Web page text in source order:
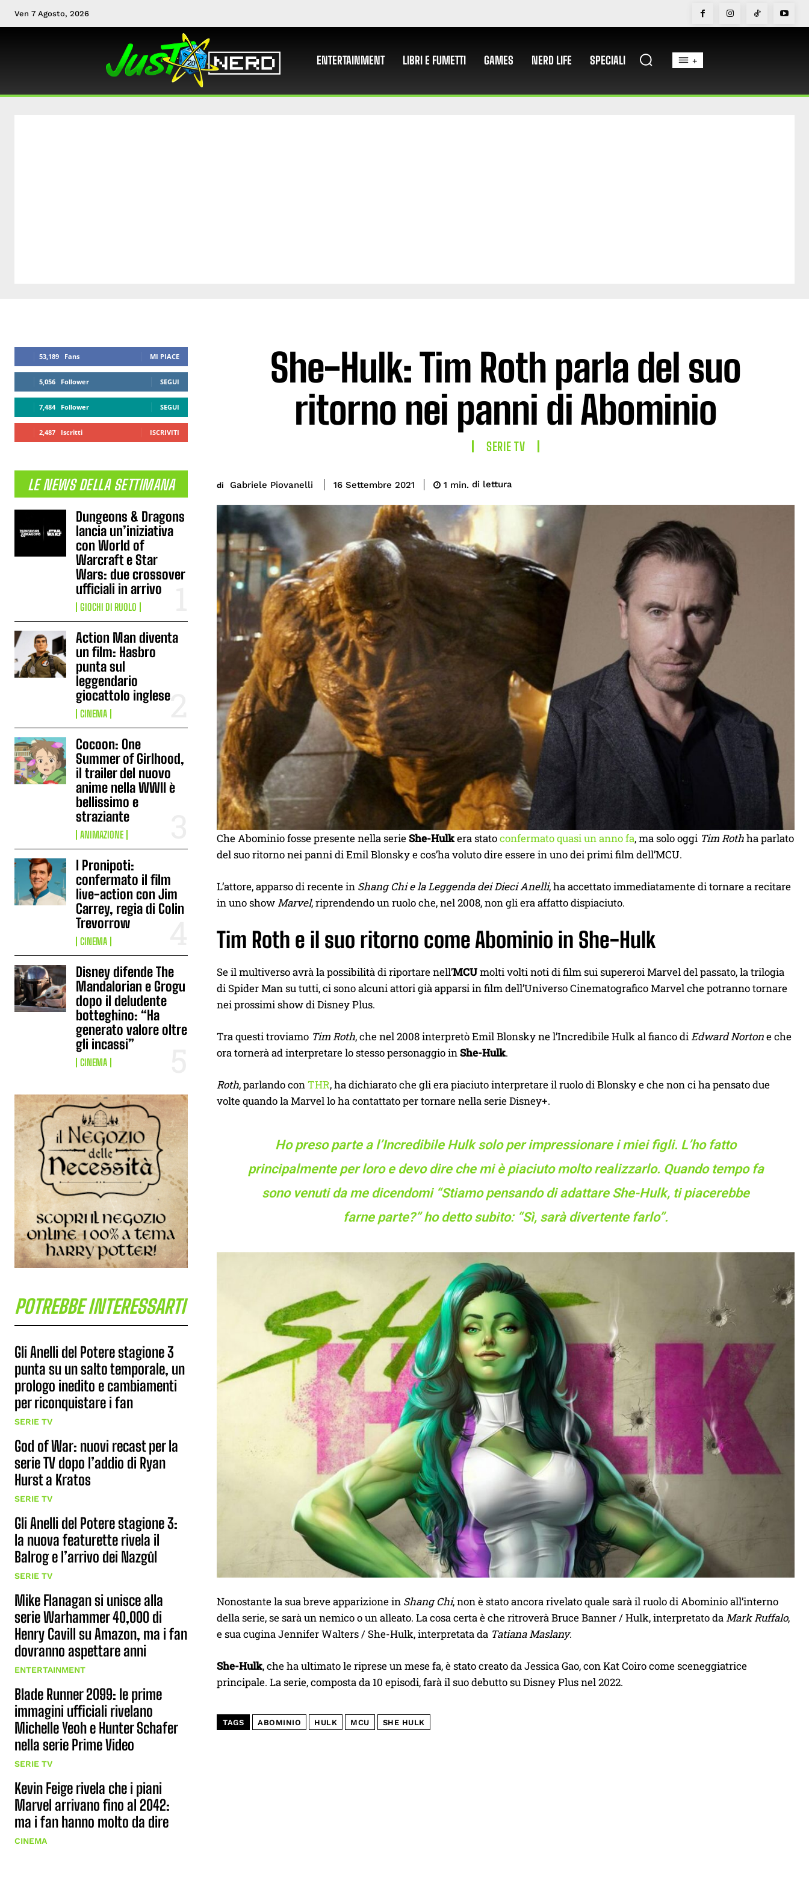
Ven 7 Agosto, 2026
ENTERTAINMENT LIBRI E FUMETTI GAMES NERD LIFE SPECIALI +
53,189 Fans MI PIACE
5,056 Follower SEGUI
7,484 Follower SEGUI
2,487 Iscritti ISCRIVITI
LE NEWS DELLA SETTIMANA
Dungeons & Dragons
lancia un’iniziativa
con World of
Warcraft e Star
Wars: due crossover
ufficiali in arrivo
GIOCHI DI RUOLO
Action Man diventa
un film: Hasbro
punta sul
leggendario
giocattolo inglese
CINEMA
Cocoon: One
Summer of Girlhood,
il trailer del nuovo
anime nella WWII è
bellissimo e
straziante
ANIMAZIONE
I Pronipoti:
confermato il film
live-action con Jim
Carrey, regia di Colin
Trevorrow
CINEMA
Disney difende The
Mandalorian e Grogu
dopo il deludente
botteghino: “Ha
generato valore oltre
gli incassi”
CINEMA
POTREBBE INTERESSARTI
Gli Anelli del Potere stagione 3
punta su un salto temporale, un
prologo inedito e cambiamenti
per riconquistare i fan
SERIE TV
God of War: nuovi recast per la
serie TV dopo l’addio di Ryan
Hurst a Kratos
SERIE TV
Gli Anelli del Potere stagione 3:
la nuova featurette rivela il
Balrog e l’arrivo dei Nazgûl
SERIE TV
Mike Flanagan si unisce alla
serie Warhammer 40,000 di
Henry Cavill su Amazon, ma i fan
dovranno aspettare anni
ENTERTAINMENT
Blade Runner 2099: le prime
immagini ufficiali rivelano
Michelle Yeoh e Hunter Schafer
nella serie Prime Video
SERIE TV
Kevin Feige rivela che i piani
Marvel arrivano fino al 2042:
ma i fan hanno molto da dire
CINEMA
She-Hulk: Tim Roth parla del suo
ritorno nei panni di Abominio
SERIE TV
di Gabriele Piovanelli 16 Settembre 2021 1 min. di lettura
Che Abominio fosse presente nella serieShe-Hulkera statoconfermato quasi un anno fa, ma solo oggi Tim Rothha parlato
del suo ritorno nei panni di Emil Blonsky e cos’ha voluto dire essere in uno dei primi film dell’MCU.
L’attore, apparso di recente in Shang Chi e la Leggenda dei Dieci Anelli, ha accettato immediatamente di tornare a recitare
in uno showMarvel, riprendendo un ruolo che, nel 2008, non gli era affatto dispiaciuto.
Tim Roth e il suo ritorno come Abominio in She-Hulk
Se il multiverso avrà la possibilità di riportare nell’MCUmolti volti noti di film sui supereroi Marvel del passato, la trilogia
di Spider Man su tutti, ci sono alcuni attori già apparsi in film dell’Universo Cinematografico Marvel che potranno tornare
nei prossimi show di Disney Plus.
Tra questi troviamo Tim Roth, che nel 2008 interpretò Emil Blonsky ne l’Incredibile Hulk al fianco diEdward Nortone che
ora tornerà ad interpretare lo stesso personaggio inShe-Hulk.
Roth, parlando conTHR, ha dichiarato che gli era piaciuto interpretare il ruolo di Blonsky e che non ci ha pensato due
volte quando la Marvel lo ha contattato per tornare nella serie Disney+.
Ho preso parte a l’Incredibile Hulk solo per impressionare i miei figli. L’ho fatto
principalmente per loro e devo dire che mi è piaciuto molto realizzarlo. Quando tempo fa
sono venuti da me dicendomi “Stiamo pensando di adattare She-Hulk, ti piacerebbe
farne parte?” ho detto subito: “Sì, sarà divertente farlo”.
Nonostante la sua breve apparizione in Shang Chi, non è stato ancora rivelato quale sarà il ruolo di Abominio all’interno
della serie, se sarà un nemico o un alleato. La cosa certa è che ritroverà Bruce Banner / Hulk, interpretato daMark Ruffalo,
e sua cugina Jennifer Walters / She-Hulk, interpretata da Tatiana Maslany.
She-Hulk, che ha ultimato le riprese un mese fa, è stato creato da Jessica Gao, con Kat Coiro come sceneggiatrice
principale. La serie, composta da 10 episodi, farà il suo debutto su Disney Plus nel 2022.
TAGS ABOMINIO HULK MCU SHE HULK